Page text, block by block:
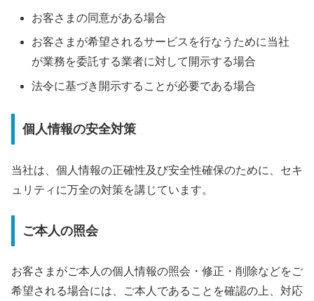
お客さまの同意がある場合
お客さまが希望されるサービスを行なうために当社
が業務を委託する業者に対して開示する場合
法令に基づき開示することが必要である場合
個人情報の安全対策
当社は、個人情報の正確性及び安全性確保のために、セキ
ュリティに万全の対策を講じています。
ご本人の照会
お客さまがご本人の個人情報の照会・修正・削除などをご
希望される場合には、ご本人であることを確認の上、対応